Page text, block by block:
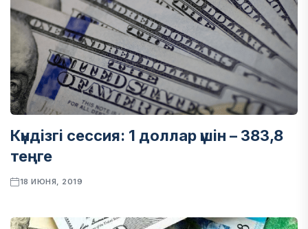
Күндізгі сессия: 1 доллар үшін – 383,8
теңге
18 ИЮНЯ, 2019